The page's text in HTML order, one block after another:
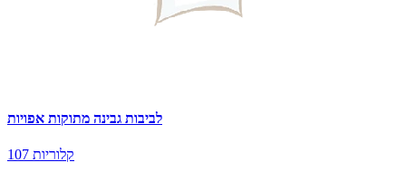
לביבות גבינה מתוקות אפויות
107 קלוריות